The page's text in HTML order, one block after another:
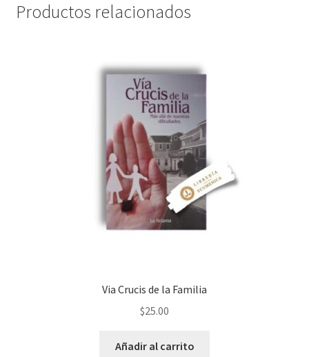
Productos relacionados
Via Crucis de la Familia
$25.00
Añadir al carrito